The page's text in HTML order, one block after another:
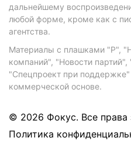
дальнейшему
любой форме, кроме как с
агентства.
Материалы с плашками "Р",
компаний", "Новости
"Спецпроект при поддержке"
коммерческой основе.
© 2026 Фокус. Все
Политика